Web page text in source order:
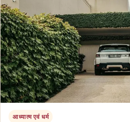
आध्यात्म एवं धर्म